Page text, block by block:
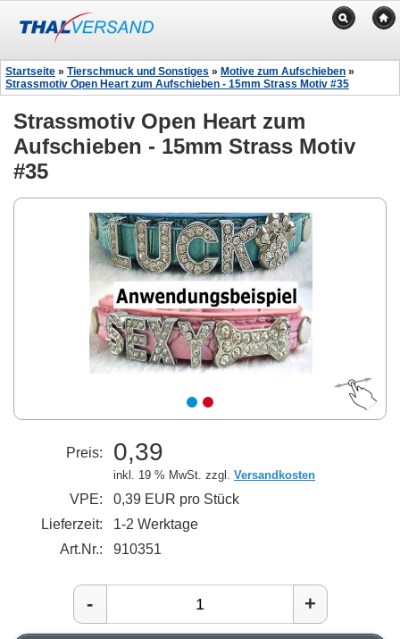
Startseite » Tierschmuck und Sonstiges » Motive zum Aufschieben »
Strassmotiv Open Heart zum Aufschieben - 15mm Strass Motiv #35
Strassmotiv Open Heart zum
Aufschieben - 15mm Strass Motiv
#35
Preis: 0,39
inkl. 19 % MwSt. zzgl. Versandkosten
VPE:
0,39 EUR pro Stück
Lieferzeit:
1-2 Werktage
Art.Nr.:
910351
- +